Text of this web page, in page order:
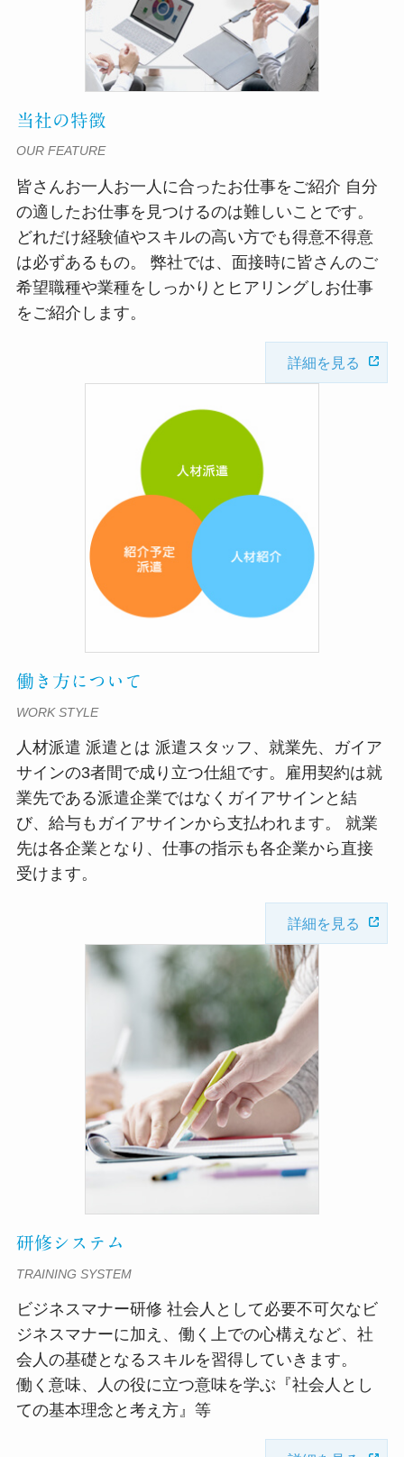
当社の特徴
OUR FEATURE
皆さんお一人お一人に合ったお仕事をご紹介 自分
の適したお仕事を見つけるのは難しいことです。
どれだけ経験値やスキルの高い方でも得意不得意
は必ずあるもの。 弊社では、面接時に皆さんのご
希望職種や業種をしっかりとヒアリングしお仕事
をご紹介します。
詳細を見る
働き方について
WORK STYLE
人材派遣 派遣とは 派遣スタッフ、就業先、ガイア
サインの3者間で成り立つ仕組です。雇用契約は就
業先である派遣企業ではなくガイアサインと結
び、給与もガイアサインから支払われます。 就業
先は各企業となり、仕事の指示も各企業から直接
受けます。
詳細を見る
研修システム
TRAINING SYSTEM
ビジネスマナー研修 社会人として必要不可欠なビ
ジネスマナーに加え、働く上での心構えなど、社
会人の基礎となるスキルを習得していきます。
働く意味、人の役に立つ意味を学ぶ『社会人とし
ての基本理念と考え方』等